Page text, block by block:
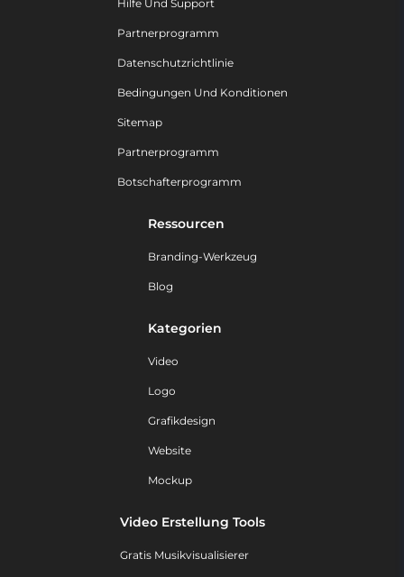
Hilfe Und Support
Partnerprogramm
Datenschutzrichtlinie
Bedingungen Und Konditionen
Sitemap
Partnerprogramm
Botschafterprogramm
Ressourcen
Branding-Werkzeug
Blog
Kategorien
Video
Logo
Grafikdesign
Website
Mockup
Video Erstellung Tools
Gratis Musikvisualisierer